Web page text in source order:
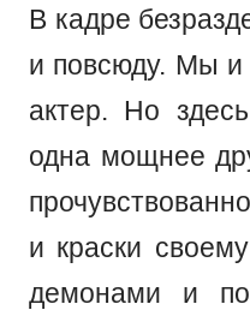
В кадре
и повсюду. Мы и
актер. Но
одна мощнее
и краски
демонами и